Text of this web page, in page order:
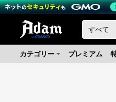
カテゴリー プレミアム